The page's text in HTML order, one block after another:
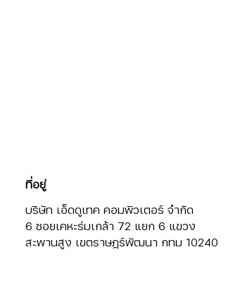
ที่อยู่
บริษัท เอ็ดดูเทค คอมพิวเตอร์ จำกัด
6 ซอยเคหะร่มเกล้า 72 แยก 6 แขวง
สะพานสูง เขตราษฎร์พัฒนา กทม 10240